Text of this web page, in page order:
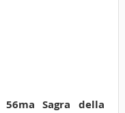
56ma Sagra della